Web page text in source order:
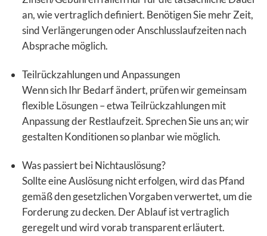
an, wie vertraglich definiert. Benötigen Sie mehr Zeit,
sind Verlängerungen oder Anschlusslaufzeiten nach
Absprache möglich.
Teilrückzahlungen und Anpassungen
Wenn sich Ihr Bedarf ändert, prüfen wir gemeinsam
flexible Lösungen – etwa Teilrückzahlungen mit
Anpassung der Restlaufzeit. Sprechen Sie uns an; wir
gestalten Konditionen so planbar wie möglich.
Was passiert bei Nichtauslösung?
Sollte eine Auslösung nicht erfolgen, wird das Pfand
gemäß den gesetzlichen Vorgaben verwertet, um die
Forderung zu decken. Der Ablauf ist vertraglich
geregelt und wird vorab transparent erläutert.